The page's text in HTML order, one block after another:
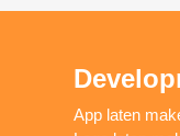
App laten